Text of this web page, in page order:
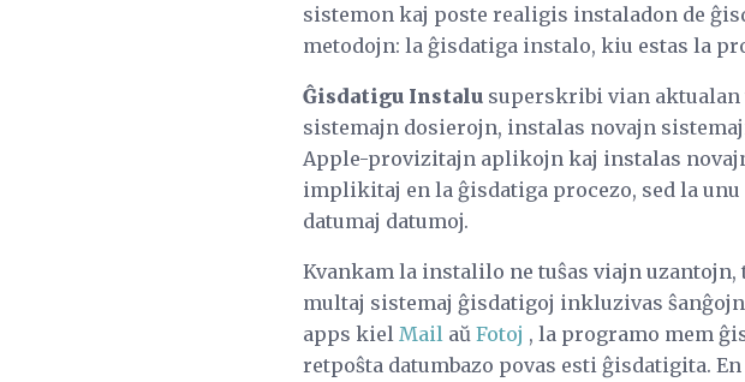
sistemon kaj poste realigis instaladon de
metodojn: la ĝisdatiga instalo, kiu estas la
Ĝisdatigu Instalu superskribi vian aktualan
sistemajn dosierojn, instalas novajn
Apple-provizitajn aplikojn kaj instalas
implikitaj en la ĝisdatiga procezo, sed la
datumaj datumoj.
Kvankam la instalilo ne tuŝas viajn uzantojn,
multaj sistemaj ĝisdatigoj inkluzivas
apps kiel Mail aŭ Fotoj , la programo mem
retpoŝta datumbazo povas esti ĝisdatigita.